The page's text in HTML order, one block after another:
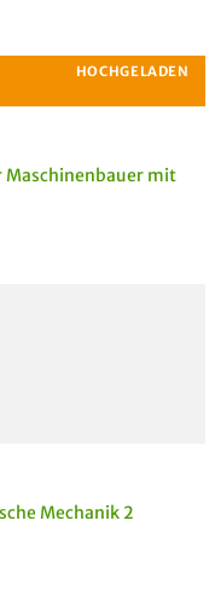
Maschinenbauer mit
Mechanik 2